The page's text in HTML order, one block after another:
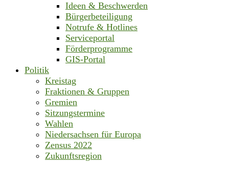
Ideen & Beschwerden
Bürgerbeteiligung
Notrufe & Hotlines
Serviceportal
Förderprogramme
GIS-Portal
Politik
Kreistag
Fraktionen & Gruppen
Gremien
Sitzungstermine
Wahlen
Niedersachsen für Europa
Zensus 2022
Zukunftsregion